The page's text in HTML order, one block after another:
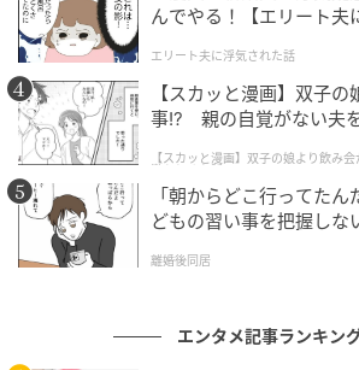
坂美海をめぐって“シマケ
話し合う
の記事をもっとみる
んでやる！【エリート夫
エリート夫に浮気された話
【スカッと漫画】双子
事!? 親の自覚がない夫を
【スカッと漫画】双子の娘より飲み
懲らしめた話
「朝からどこ行ってた
どもの習い事を把握しな
離婚後同居
エンタメ記事ランキン